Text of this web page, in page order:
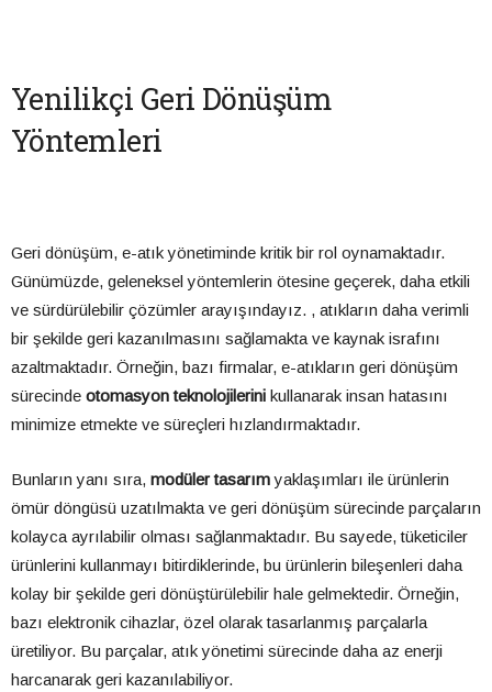
Yenilikçi Geri Dönüşüm
Yöntemleri
Geri dönüşüm, e-atık yönetiminde kritik bir rol oynamaktadır.
Günümüzde, geleneksel yöntemlerin ötesine geçerek, daha etkili
ve sürdürülebilir çözümler arayışındayız. , atıkların daha verimli
bir şekilde geri kazanılmasını sağlamakta ve kaynak israfını
azaltmaktadır. Örneğin, bazı firmalar, e-atıkların geri dönüşüm
sürecinde otomasyon teknolojilerini kullanarak insan hatasını
minimize etmekte ve süreçleri hızlandırmaktadır.
Bunların yanı sıra, modüler tasarımyaklaşımları ile ürünlerin
ömür döngüsü uzatılmakta ve geri dönüşüm sürecinde parçaların
kolayca ayrılabilir olması sağlanmaktadır. Bu sayede, tüketiciler
ürünlerini kullanmayı bitirdiklerinde, bu ürünlerin bileşenleri daha
kolay bir şekilde geri dönüştürülebilir hale gelmektedir. Örneğin,
bazı elektronik cihazlar, özel olarak tasarlanmış parçalarla
üretiliyor. Bu parçalar, atık yönetimi sürecinde daha az enerji
harcanarak geri kazanılabiliyor.